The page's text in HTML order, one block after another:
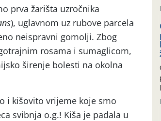
prva žarišta uzročnika
), uglavnom uz rubove parcela
neispravni gomolji. Zbog
rosama i sumaglicom,
širenje bolesti na okolna
i kišovito vrijeme koje smo
svibnja o.g.! Kiša je padala u